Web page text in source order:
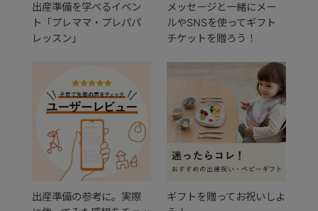
出産準備を学べるイベン
ト「プレママ・プレパパ
レッスン」
メッセージと一緒にメー
ルやSNSを使ってギフト
チケットを贈ろう！
出産準備の参考に。実際
ギフトを贈ってお祝いしよ